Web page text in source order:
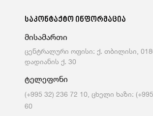
საკონტაქტო ინფორმაცია
მისამართი
ცენტრალური ოფისი: ქ. თბილისი,
დადიანის ქ. 30
ტელეფონი
(+995 32) 236 72 10, ცხელი ხაზი:
60